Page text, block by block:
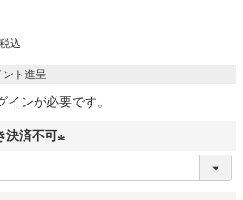
税込
ント進呈
ンが必要です。
決済不可